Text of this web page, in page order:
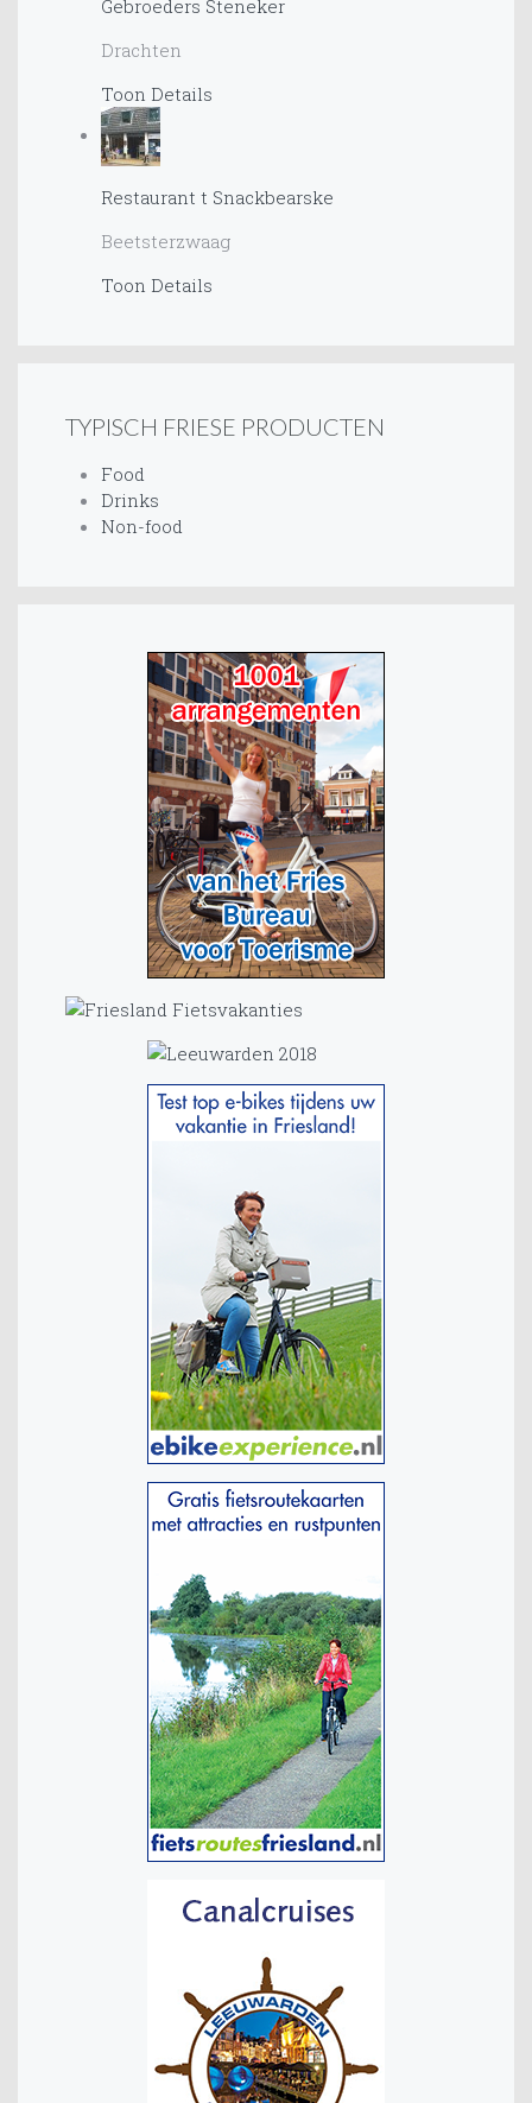
Gebroeders Steneker
Drachten
Toon Details
Restaurant t Snackbearske
Beetsterzwaag
Toon Details
TYPISCH FRIESE PRODUCTEN
Food
Drinks
Non-food